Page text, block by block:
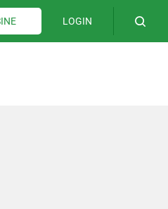
LOGIN